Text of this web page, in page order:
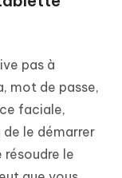
pas à
mot de passe,
faciale,
de le démarrer
le